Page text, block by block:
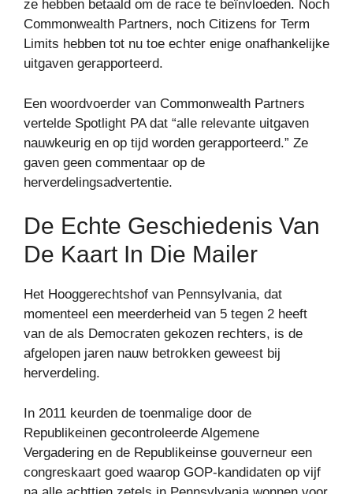
ze hebben betaald om de race te beïnvloeden. Noch
Commonwealth Partners, noch Citizens for Term
Limits hebben tot nu toe echter enige onafhankelijke
uitgaven gerapporteerd.
Een woordvoerder van Commonwealth Partners
vertelde Spotlight PA dat “alle relevante uitgaven
nauwkeurig en op tijd worden gerapporteerd.” Ze
gaven geen commentaar op de
herverdelingsadvertentie.
De Echte Geschiedenis Van
De Kaart In Die Mailer
Het Hooggerechtshof van Pennsylvania, dat
momenteel een meerderheid van 5 tegen 2 heeft
van de als Democraten gekozen rechters, is de
afgelopen jaren nauw betrokken geweest bij
herverdeling.
In 2011 keurden de toenmalige door de
Republikeinen gecontroleerde Algemene
Vergadering en de Republikeinse gouverneur een
congreskaart goed waarop GOP-kandidaten op vijf